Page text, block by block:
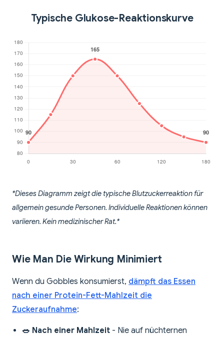
Typische Glukose-Reaktionskurve
*Dieses Diagramm zeigt die typische Blutzuckerreaktion für
allgemein gesunde Personen. Individuelle Reaktionen können
variieren. Kein medizinischer Rat.*
Wie Man Die Wirkung Minimiert
Wenn du Gobbles konsumierst, dämpft das Essen
nach einer Protein-Fett-Mahlzeit die
Zuckeraufnahme:
🥗 Nach einer Mahlzeit - Nie auf nüchternen